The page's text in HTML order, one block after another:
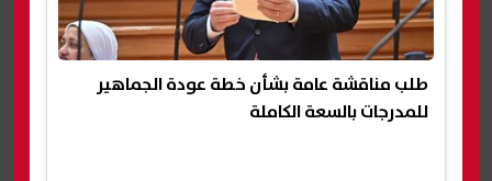
طلب مناقشة عامة بشأن خطة عودة الجماهير
للمدرجات بالسعة الكاملة